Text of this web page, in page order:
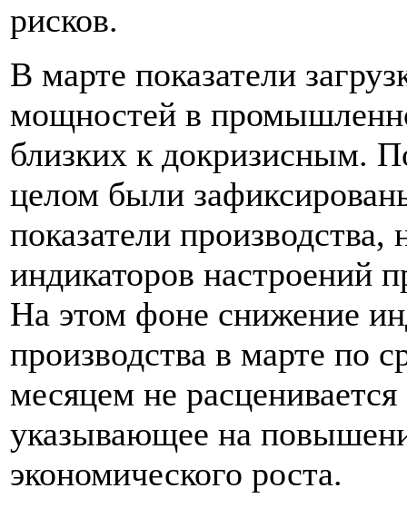
рисков.
В марте показатели
мощностей в
близких к докризисным.
целом были
показатели
индикаторов настроений
На этом фоне снижение
производства в марте по
месяцем не
указывающее на
экономического роста.